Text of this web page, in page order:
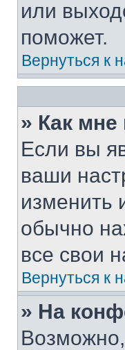
или
поможет.
Вернуться к
» Как мне
Если вы
ваши
изменить
обычно
все свои
Вернуться к
» На